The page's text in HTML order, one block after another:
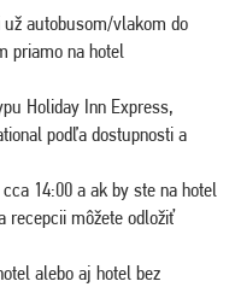
autobusom/vlakom do
priamo na hotel
Holiday Inn Express,
podľa dostupnosti a
14:00 a ak by ste na hotel
recepcii môžete odložiť
alebo aj hotel bez